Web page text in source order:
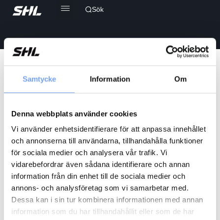
Samtycke Information Om
Denna webbplats använder cookies
Vi använder enhetsidentifierare för att anpassa innehållet
och annonserna till användarna, tillhandahålla funktioner
för sociala medier och analysera vår trafik. Vi
vidarebefordrar även sådana identifierare och annan
information från din enhet till de sociala medier och
annons- och analysföretag som vi samarbetar med.
Dessa kan i sin tur kombinera informationen med annan
information som du har tillhandahållit eller som de har
Sök
Sample Page
navigation (in most themes). Most people start with an About
page that introduces them to potential site visitors. It might
say something like this:
Hi there! I’m a bike messenger by day, aspiring
actor by night, and this is my website. I live in Los
Angeles, have a great dog named Jack, and I like
piña coladas. (And gettin’ caught in the rain.)
…or something like this: